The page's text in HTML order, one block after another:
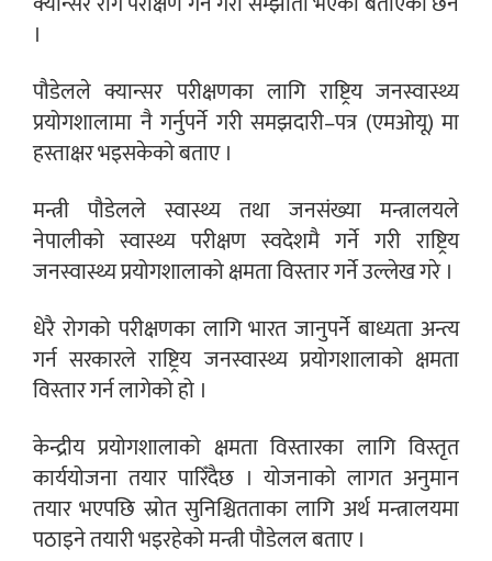
।
पौडेलले क्यान्सर परीक्षणका लागि राष्ट्रिय जनस्वास्थ्य
प्रयोगशालामा नै गर्नुपर्ने गरी समझदारी–पत्र (एमओयू) मा
हस्ताक्षर भइसकेको बताए ।
मन्त्री पौडेलले स्वास्थ्य तथा जनसंख्या मन्त्रालयले
नेपालीको स्वास्थ्य परीक्षण स्वदेशमै गर्ने गरी राष्ट्रिय
जनस्वास्थ्य प्रयोगशालाको क्षमता विस्तार गर्ने उल्लेख गरे ।
धेरै रोगको परीक्षणका लागि भारत जानुपर्ने बाध्यता अन्त्य
गर्न सरकारले राष्ट्रिय जनस्वास्थ्य प्रयोगशालाको क्षमता
विस्तार गर्न लागेको हो ।
केन्द्रीय प्रयोगशालाको क्षमता विस्तारका लागि विस्तृत
कार्ययोजना तयार पारिँदैछ । योजनाको लागत अनुमान
तयार भएपछि स्रोत सुनिश्चितताका लागि अर्थ मन्त्रालयमा
पठाइने तयारी भइरहेको मन्त्री पौडेलल बताए ।